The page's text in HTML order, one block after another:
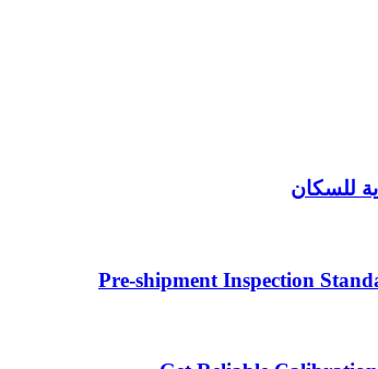
للسكان
Pre-shipment Inspection